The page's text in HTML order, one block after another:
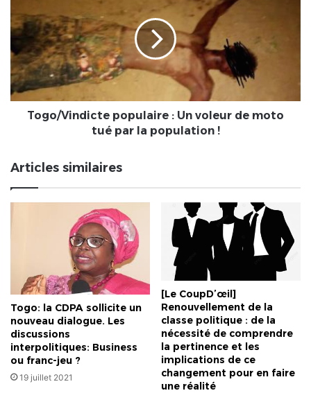
Un
voleur
de
moto
tué
par
Togo/Vindicte populaire : Un voleur de moto
tué par la population !
Articles similaires
Togo: la CDPA sollicite un
nouveau dialogue. Les
discussions
interpolitiques: Business
ou franc-jeu ?
19 juillet 2021
[Le CoupD’œil]
Renouvellement de la
classe politique : de la
nécessité de comprendre
la pertinence et les
implications de ce
changement pour en faire
une réalité